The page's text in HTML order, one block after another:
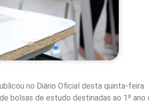
no Diário Oficial desta quinta-feira
bolsas de estudo destinadas ao 1º ano